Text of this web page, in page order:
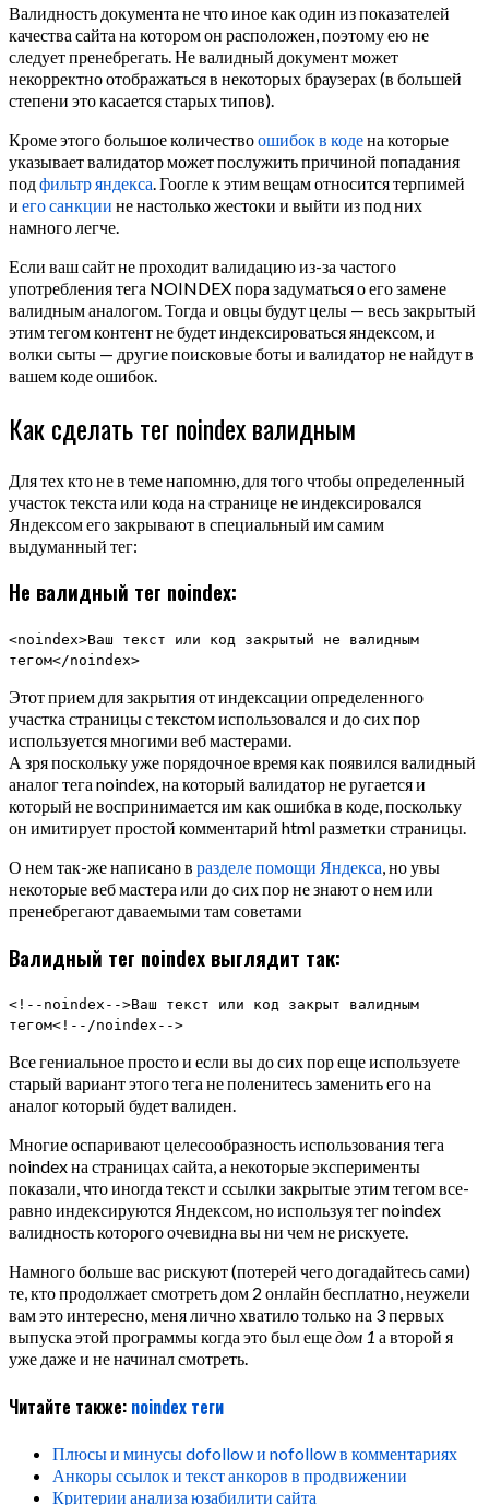
Валидность документа не что иное как один из показателей
качества сайта на котором он расположен, поэтому ею не
следует пренебрегать. Не валидный документ может
некорректно отображаться в некоторых браузерах (в большей
степени это касается старых типов).
Кроме этого большое количествоошибок в кодена которые
указывает валидатор может послужить причиной попадания
подфильтр яндекса . Гоогле к этим вещам относится терпимей
и его санкции не настолько жестоки и выйти из под них
намного легче.
Если ваш сайт не проходит валидацию из-за частого
употребления тега NOINDEX пора задуматься о его замене
валидным аналогом. Тогда и овцы будут целы — весь закрытый
этим тегом контент не будет индексироваться яндексом, и
волки сыты — другие поисковые боты и валидатор не найдут в
вашем коде ошибок.
Как сделать тег noindex валидным
Для тех кто не в теме напомню, для того чтобы определенный
участок текста или кода на странице не индексировался
Яндексом его закрывают в специальный им самим
выдуманный тег:
Не валидный тег noindex:
<noindex>Ваш текст или код закрытый не валидным
тегом</noindex>
Этот прием для закрытия от индексации определенного
участка страницы с текстом использовался и до сих пор
используется многими веб мастерами.
А зря поскольку уже порядочное время как появился валидный
аналог тега noindex, на который валидатор не ругается и
который не воспринимается им как ошибка в коде, поскольку
он имитирует простой комментарий html разметки страницы.
О нем так-же написано в разделе помощи Яндекса, но увы
некоторые веб мастера или до сих пор не знают о нем или
пренебрегают даваемыми там советами
Валидный тег noindex выглядит так:
<!--noindex-->Ваш текст или код закрыт валидным
тегом<!--/noindex-->
Все гениальное просто и если вы до сих пор еще используете
старый вариант этого тега не поленитесь заменить его на
аналог который будет валиден.
Многие оспаривают целесообразность использования тега
noindex на страницах сайта, а некоторые эксперименты
показали, что иногда текст и ссылки закрытые этим тегом все-
равно индексируются Яндексом, но используя тег noindex
валидность которого очевидна вы ни чем не рискуете.
Намного больше вас рискуют (потерей чего догадайтесь сами)
те, кто продолжает смотреть дом 2 онлайн бесплатно, неужели
вам это интересно, меня лично хватило только на 3 первых
выпуска этой программы когда это был ещедом 1 а второй я
уже даже и не начинал смотреть.
Читайте также: noindex теги
Плюсы и минусы dofollow и nofollow в комментариях
Анкоры ссылок и текст анкоров в продвижении
Критерии анализа юзабилити сайта